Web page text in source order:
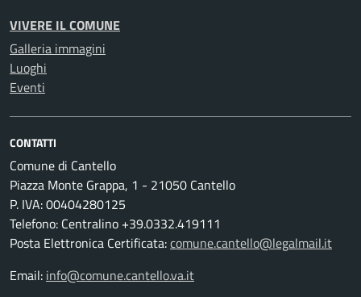
VIVERE IL COMUNE
Galleria immagini
Luoghi
Eventi
CONTATTI
Comune di Cantello
Piazza Monte Grappa, 1 - 21050 Cantello
P. IVA: 00404280125
Telefono: Centralino +39.0332.419111
Posta Elettronica Certificata:comune.cantello@legalmail.it
Email: info@comune.cantello.va.it